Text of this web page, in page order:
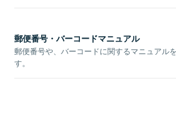
郵便番号・バーコードマニュアル
郵便番号や、バーコードに関するマニュアル
す。